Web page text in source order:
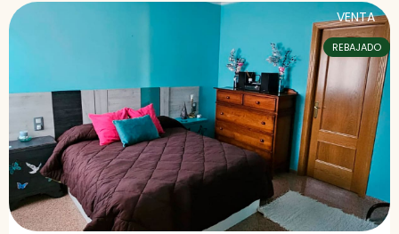
VENTA
REBAJADO